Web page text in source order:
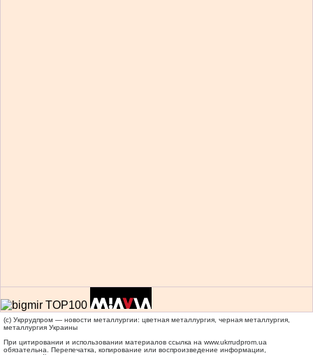
(c) Укррудпром — новости металлургии: цветная металлургия, черная металлургия,
металлургия Украины
При цитировании и использовании материалов ссылка на www.ukrrudprom.ua
обязательна. Перепечатка, копирование или воспроизведение информации,